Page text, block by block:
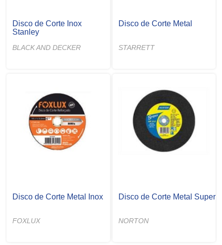
Disco de Corte Inox
Stanley
BLACK AND DECKER
Disco de Corte Metal
STARRETT
Disco de Corte Metal Inox
FOXLUX
Disco de Corte Metal Super
NORTON